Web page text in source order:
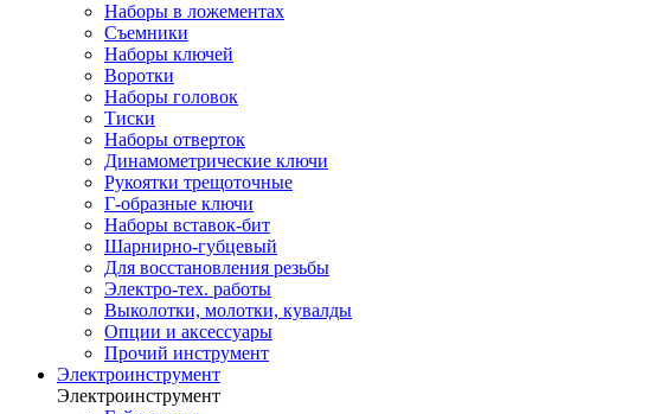
Наборы в ложементах
Съемники
Наборы ключей
Воротки
Наборы головок
Тиски
Наборы отверток
Динамометрические ключи
Рукоятки трещоточные
Г-образные ключи
Наборы вставок-бит
Шарнирно-губцевый
Для восстановления резьбы
Электро-тех. работы
Выколотки, молотки, кувалды
Опции и аксессуары
Прочий инструмент
Электроинструмент
Электроинструмент